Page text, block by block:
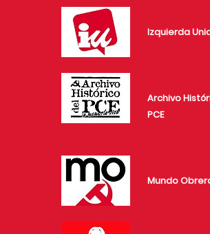
Izquierda
Archivo
PCE
Mundo